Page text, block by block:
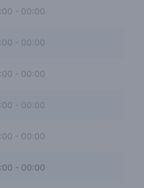
- 00:00
00:00
- 00:00
00:00
- 00:00
- 00:00